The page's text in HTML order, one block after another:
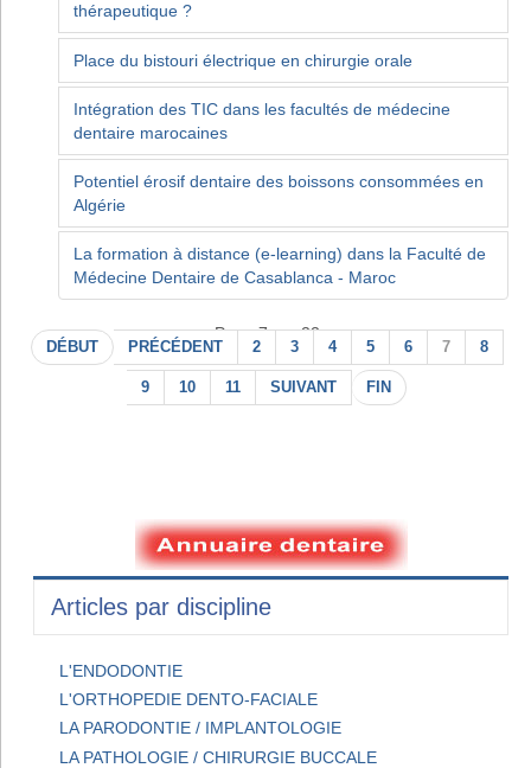
thérapeutique ?
Place du bistouri électrique en chirurgie orale
Intégration des TIC dans les facultés de médecine
dentaire marocaines
Potentiel érosif dentaire des boissons consommées en
Algérie
La formation à distance (e-learning) dans la Faculté de
Médecine Dentaire de Casablanca - Maroc
Page 7 sur 22
DÉBUT PRÉCÉDENT 2 3 4 5 6 7 8
9 10 11 SUIVANT FIN
Articles par discipline
L'ENDODONTIE
L'ORTHOPEDIE DENTO-FACIALE
LA PARODONTIE / IMPLANTOLOGIE
LA PATHOLOGIE / CHIRURGIE BUCCALE